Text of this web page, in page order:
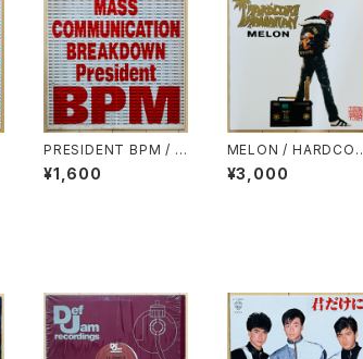
PRESIDENT BPM / M
ASS COMMUNICATI
ON BREAKDOWN
¥1,600
MELON / HARDCOR
E HAWAIIAN
¥3,000